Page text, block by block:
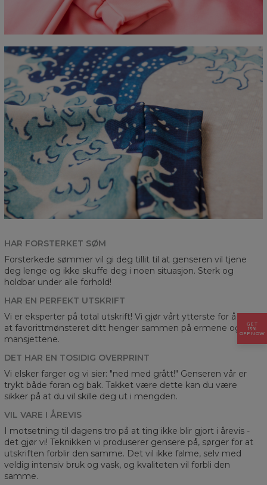
HAR FORSTERKET SØM
Forsterkede sømmer vil gi deg tillit til at genseren vil tjene
deg lenge og ikke skuffe deg i noen situasjon. Sterk og
holdbar under alle forhold!
HAR EN PERFEKT UTSKRIFT
Vi er eksperter på total utskrift! Vi gjør vårt ytterste for å sikre
at favorittmønsteret ditt henger sammen på ermene og
mansjettene.
DET HAR EN TOSIDIG OVERPRINT
Vi elsker farger og vi sier: "ned med grått!" Genseren vår er
trykt både foran og bak. Takket være dette kan du være
sikker på at du vil skille deg ut i mengden.
VIL VARE I ÅREVIS
I motsetning til dagens tro på at ting ikke blir gjort i årevis -
det gjør vi! Teknikken vi produserer gensere på, sørger for at
utskriften forblir den samme. Det vil ikke falme, selv med
veldig intensiv bruk og vask, og kvaliteten vil forbli den
samme.
GET
15%
OFF NOW